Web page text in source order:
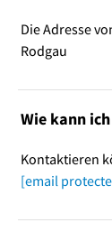
Die Adresse
Rodgau
Wie kann
Kontaktieren
[email